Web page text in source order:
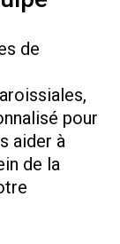
de
pour
aider à
de la